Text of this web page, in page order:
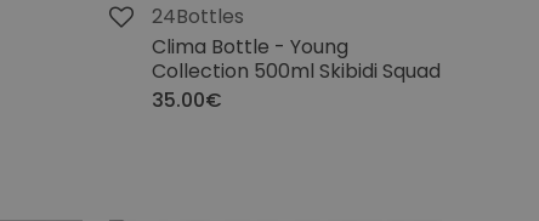
24Bottles
Clima Bottle - Young
Collection 500ml Skibidi Squad
35.00€